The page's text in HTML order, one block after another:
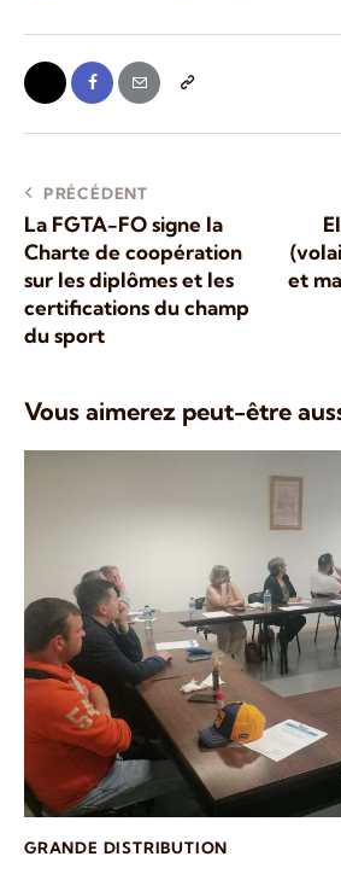
PRÉCÉDENT
La FGTA-FO signe la
Charte de coopération
sur les diplômes et les
certifications du champ
du sport
et
Vous aimerez peut-être
GRANDE DISTRIBUTION